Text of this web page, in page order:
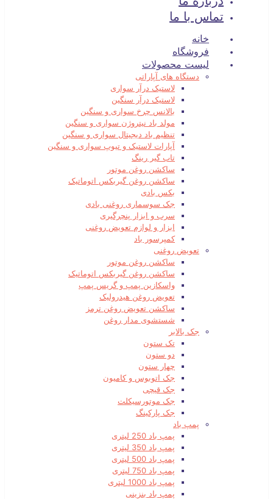
تماس با ما
خانه
فروشگاه
لیست محصولات
دستگاه های آپاراتی
لاستیک درآر سواری
لاستیک درآر سنگین
بالانس چرخ سواری و سنگین
مولد باد نیتروژن سواری و سنگین
تنظیم باد دیجیتال سواری و سنگین
آپارات لاستیک و تیوپ سواری و سنگین
تاب گیر رینگ
ساکشن روغن موتور
ساکشن روغن گیربکس اتوماتیک
بکس بادی
جک سوسماری روغنی بادی
سرب و ابزار پنچرگیری
ابزار و لوازم تعویض روغنی
کمپرسور باد
تعویض روغنی
ساکشن روغن موتور
ساکشن روغن گیربکس اتوماتیک
واسکازین پمپ و گریس پمپ
تعویض روغن هیدرولیک
ساکشن تعویض روغن ترمز
شستشوی مدار روغن
جک بالابر
تک ستون
دو ستون
چهار ستون
جک اتوبوس و کامیون
جک قیچی
جک موتورسیکلت
جک پارکینگ
پمپ باد
پمپ باد 250 لیتری
پمپ باد 350 لیتری
پمپ باد 500 لیتری
پمپ باد 750 لیتری
پمپ باد 1000 لیتری
پمپ باد بنزینی